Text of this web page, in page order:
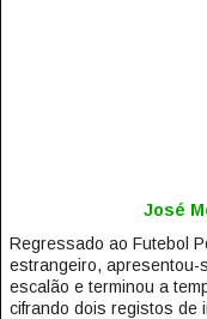
José
Regressado ao Futebol
estrangeiro, apresentou-
escalão e terminou a
cifrando dois registos de